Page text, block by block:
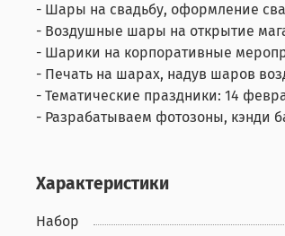
- Шары на свадьбу, оформление
- Воздушные шары на открытие
- Шарики на корпоративные
- Печать на шарах, надув шаров
- Тематические праздники: 14
- Разрабатываем фотозоны, кэнди
Характеристики
Набор